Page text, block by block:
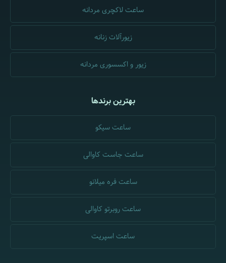
ساعت لاکچری مردانه
زیورآلات زنانه
زیور و اکسسوری مردانه
بهترین برندها
ساعت سیکو
ساعت جاست کاوالی
ساعت فره میلانو
ساعت روبرتو کاوالی
ساعت اسپریت